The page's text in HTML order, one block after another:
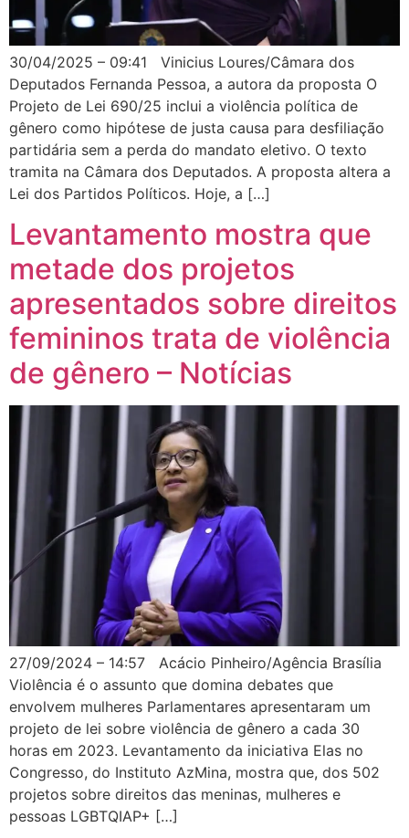
30/04/2025 – 09:41 Vinicius Loures/Câmara dos
Deputados Fernanda Pessoa, a autora da proposta O
Projeto de Lei 690/25 inclui a violência política de
gênero como hipótese de justa causa para desfiliação
partidária sem a perda do mandato eletivo. O texto
tramita na Câmara dos Deputados. A proposta altera a
Lei dos Partidos Políticos. Hoje, a […]
Levantamento mostra que
metade dos projetos
apresentados sobre direitos
femininos trata de violência
de gênero – Notícias
27/09/2024 – 14:57 Acácio Pinheiro/Agência Brasília
Violência é o assunto que domina debates que
envolvem mulheres Parlamentares apresentaram um
projeto de lei sobre violência de gênero a cada 30
horas em 2023. Levantamento da iniciativa Elas no
Congresso, do Instituto AzMina, mostra que, dos 502
projetos sobre direitos das meninas, mulheres e
pessoas LGBTQIAP+ […]